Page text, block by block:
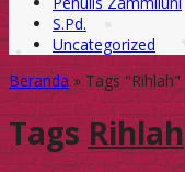
S.Pd.
Uncategorized
Beranda»Tags "Rihlah"
TagsRihlah